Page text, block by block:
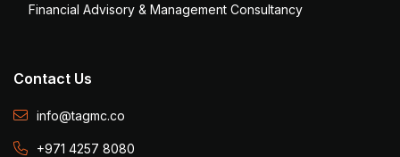
Financial Advisory & Management Consultancy
Contact Us
info@tagmc.co
+971 4257 8080